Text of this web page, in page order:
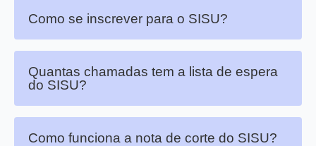
Como se inscrever para o SISU?
Quantas chamadas tem a lista de espera
do SISU?
Como funciona a nota de corte do SISU?